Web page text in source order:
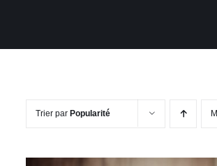
Trier par Popularité